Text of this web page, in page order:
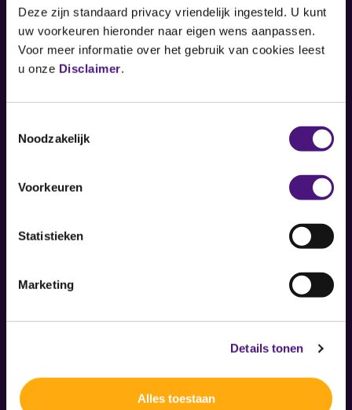
Deze zijn standaard privacy vriendelijk ingesteld. U kunt
uw voorkeuren hieronder naar eigen wens aanpassen.
Voor meer informatie over het gebruik van cookies leest
u onze Disclaimer.
Noodzakelijk
Voorkeuren
Statistieken
Marketing
Details tonen
Alles toestaan
Boschdijk 1119
5626 AG Eindhoven
Over ons